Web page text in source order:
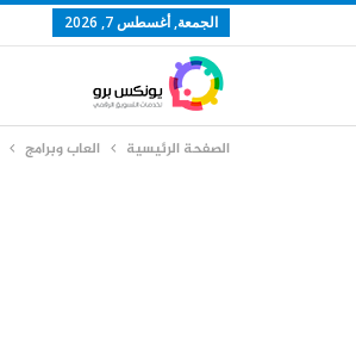
الجمعة, أغسطس 7, 2026
الصفحة الرئيسية العاب وبرامج